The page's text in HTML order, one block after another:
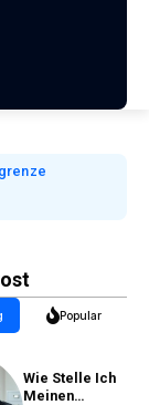
Popular
Wie Stelle Ich
Meinen